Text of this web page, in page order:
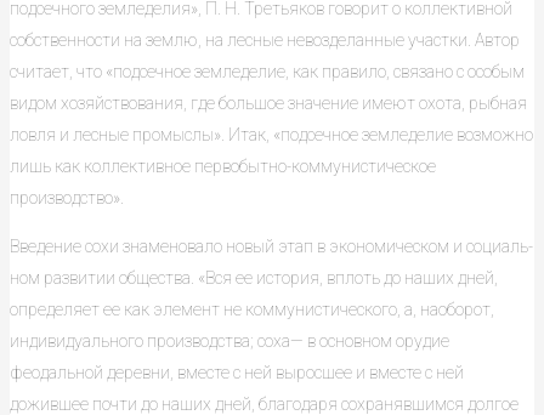
подсечного земледелия», П. Н. Третьяков говорит о коллек­тивной
собственности на землю, на лесные невозделанные участки. Автор
считает, что «подсечное земледелие, как правило, связано с особым
видом хозяйствования, где большое значение имеют охота, рыбная
ловля и лесные промыслы». Итак, «подсечное земледелие возможно
лишь как коллектив­ное первобытно-коммунистическое
производство».
Введение сохи знаменовало новый этап в экономическом и социаль­
ном развитии общества. «Вся ее история, вплоть до наших дней,
определяет ее как элемент не коммунистического, а, наоборот,
индивидуального про­изводства; соха— в основном орудие
феодальной деревни, вместе с ней выросшее и вместе с ней
дожившее почти до наших дней, благодаря сохра­нявшимся долгое